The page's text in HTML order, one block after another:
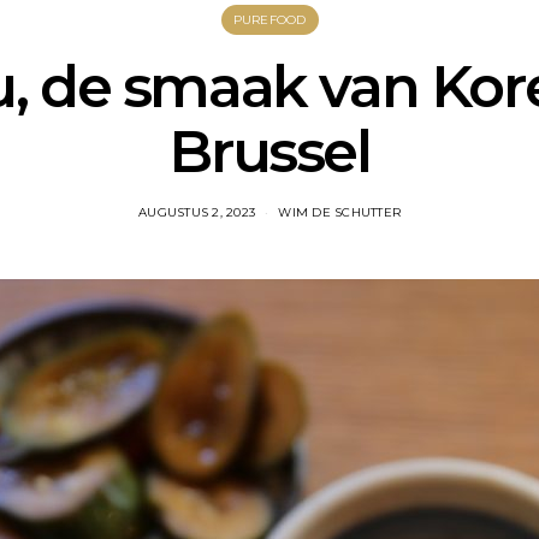
PUREFOOD
de smaak van
Brussel
AUGUSTUS 2, 2023 WIM DE SCHUTTER